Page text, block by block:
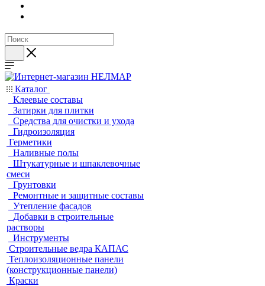
Каталог
Клеевые составы
Затирки для плитки
Средства для очистки и ухода
Гидроизоляция
Герметики
Наливные полы
Штукатурные и шпаклевочные
смеси
Грунтовки
Ремонтные и защитные составы
Утепление фасадов
Добавки в строительные
растворы
Инструменты
Строительные ведра КАПАС
Теплоизоляционные панели
(конструкционные панели)
Краски